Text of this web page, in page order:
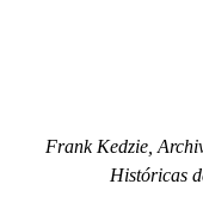
Frank Kedzie,
Históricas